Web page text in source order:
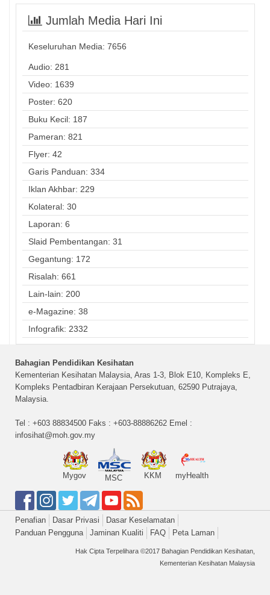
Jumlah Media Hari Ini
Keseluruhan Media: 7656
Audio: 281
Video: 1639
Poster: 620
Buku Kecil: 187
Pameran: 821
Flyer: 42
Garis Panduan: 334
Iklan Akhbar: 229
Kolateral: 30
Laporan: 6
Slaid Pembentangan: 31
Gegantung: 172
Risalah: 661
Lain-lain: 200
e-Magazine: 38
Infografik: 2332
Bahagian Pendidikan Kesihatan
Kementerian Kesihatan Malaysia, Aras 1-3, Blok E10, Kompleks E,
Kompleks Pentadbiran Kerajaan Persekutuan, 62590 Putrajaya,
Malaysia.
Tel : +603 88834500 Faks : +603-88886262 Emel :
infosihat@moh.gov.my
Mygov MSC KKM myHealth
Penafian Dasar Privasi
Dasar Keselamatan
Panduan Pengguna
Jaminan Kualiti FAQ Peta Laman
Hak Cipta Terpelihara ©2017 Bahagian Pendidikan Kesihatan,
Kementerian Kesihatan Malaysia